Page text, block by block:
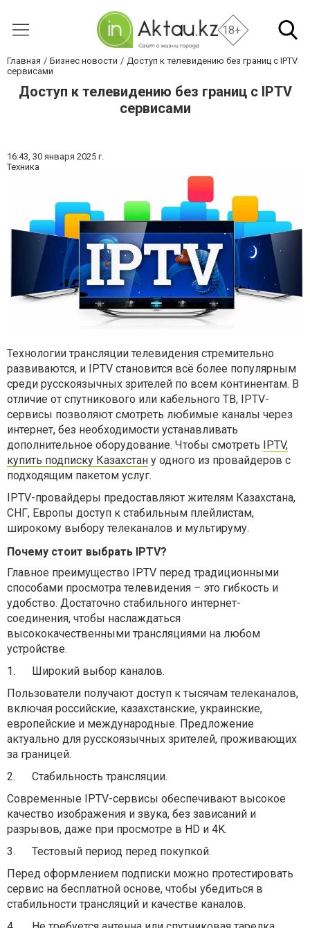
18+
Главная Бизнес новости
Доступ к телевидению без границ с IPTV
сервисами
Доступ к телевидению без границ с IPTV
сервисами
16:43, 30 января 2025 г.
Техника
Технологии трансляции телевидения стремительно
развиваются, и IPTV становится всё более популярным
среди русскоязычных зрителей по всем континентам. В
отличие от спутникового или кабельного ТВ, IPTV-
сервисы позволяют смотреть любимые каналы через
интернет, без необходимости устанавливать
дополнительное оборудование. Чтобы смотреть IPTV,
купить подписку Казахстан у одного из провайдеров с
подходящим пакетом услуг.
IPTV-провайдеры предоставляют жителям Казахстана,
СНГ, Европы доступ к стабильным плейлистам,
широкому выбору телеканалов и мультируму.
Почему стоит выбрать IPTV?
Главное преимущество IPTV перед традиционными
способами просмотра телевидения – это гибкость и
удобство. Достаточно стабильного интернет-
соединения, чтобы наслаждаться
высококачественными трансляциями на любом
устройстве.
1.
Широкий выбор каналов.
Пользователи получают доступ к тысячам телеканалов,
включая российские, казахстанские, украинские,
европейские и международные. Предложение
актуально для русскоязычных зрителей, проживающих
за границей.
2.
Стабильность трансляции.
Современные IPTV-сервисы обеспечивают высокое
качество изображения и звука, без зависаний и
разрывов, даже при просмотре в HD и 4K.
3.
Тестовый период перед покупкой.
Перед оформлением подписки можно протестировать
сервис на бесплатной основе, чтобы убедиться в
стабильности трансляций и качестве каналов.